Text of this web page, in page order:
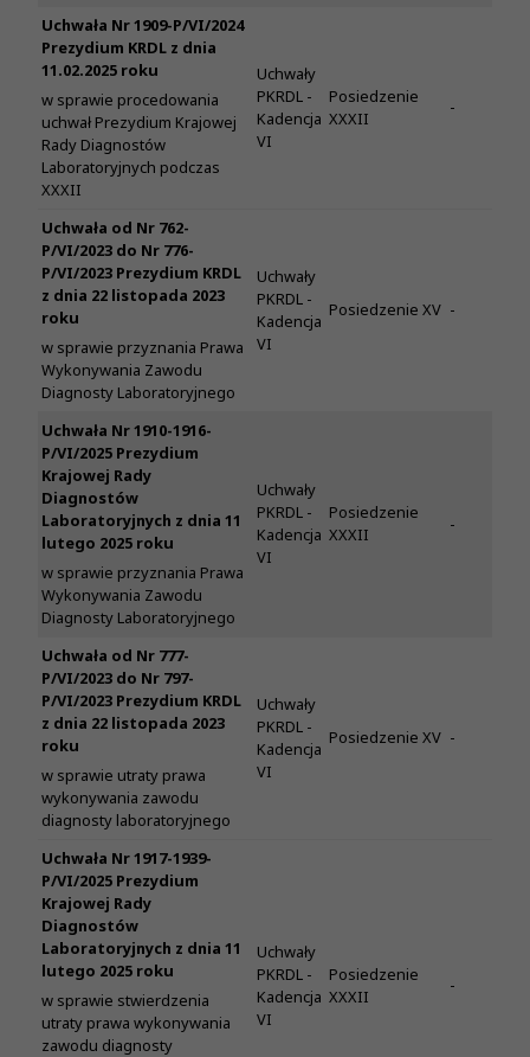
Uchwała Nr 1909-P/VI/2024
Prezydium KRDL z dnia
11.02.2025 roku
w sprawie procedowania
uchwał Prezydium Krajowej
Rady Diagnostów
Laboratoryjnych podczas
XXXII
Uchwały
PKRDL -
Kadencja
VI
Posiedzenie
XXXII
-
Uchwała od Nr 762-
P/VI/2023 do Nr 776-
P/VI/2023 Prezydium KRDL
z dnia 22 listopada 2023
roku
w sprawie przyznania Prawa
Wykonywania Zawodu
Diagnosty Laboratoryjnego
Uchwały
PKRDL -
Kadencja
VI
Posiedzenie XV -
Uchwała Nr 1910-1916-
P/VI/2025 Prezydium
Krajowej Rady
Diagnostów
Laboratoryjnych z dnia 11
lutego 2025 roku
w sprawie przyznania Prawa
Wykonywania Zawodu
Diagnosty Laboratoryjnego
Uchwały
PKRDL -
Kadencja
VI
Posiedzenie
XXXII
-
Uchwała od Nr 777-
P/VI/2023 do Nr 797-
P/VI/2023 Prezydium KRDL
z dnia 22 listopada 2023
roku
w sprawie utraty prawa
wykonywania zawodu
diagnosty laboratoryjnego
Uchwały
PKRDL -
Kadencja
VI
Posiedzenie XV -
Uchwała Nr 1917-1939-
P/VI/2025 Prezydium
Krajowej Rady
Diagnostów
Laboratoryjnych z dnia 11
lutego 2025 roku
w sprawie stwierdzenia
utraty prawa wykonywania
zawodu diagnosty
Uchwały
PKRDL -
Kadencja
VI
Posiedzenie
XXXII
-